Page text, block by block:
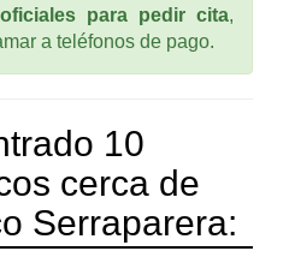
para pedir cita,
a teléfonos de pago.
10
cerca de
Serraparera: